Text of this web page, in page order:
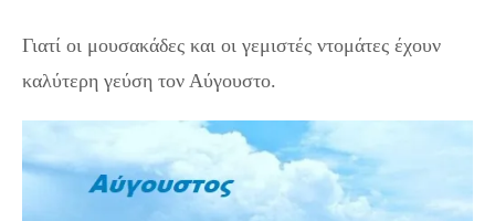
Γιατί οι μουσακάδες και οι γεμιστές ντομάτες έχουν
καλύτερη γεύση τον Αύγουστο.